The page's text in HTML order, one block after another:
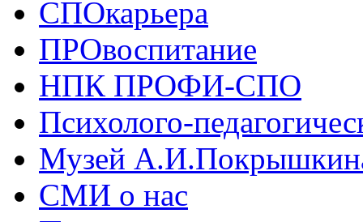
СПОкарьера
ПРОвоспитание
НПК ПРОФИ-СПО
Психолого-
Музей
СМИ о нас